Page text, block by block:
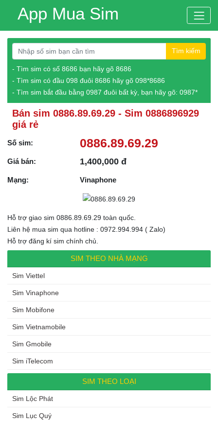
App Mua Sim
Tìm kiếm
- Tìm sim có số 8686 bạn hãy gõ 8686
- Tìm sim có đầu 098 đuôi 8686 hãy gõ 098*8686
- Tìm sim bắt đầu bằng 0987 đuôi bất kỳ, bạn hãy gõ: 0987*
Bán sim 0886.89.69.29 - Sim 0886896929
giá rẻ
Số sim: 0886.89.69.29
Giá bán: 1,400,000 đ
Mạng: Vinaphone
Hỗ trợ giao sim 0886.89.69.29 toàn quốc.
Liên hệ mua sim qua hotline : 0972.994.994 ( Zalo)
Hỗ trợ đăng kí sim chính chủ.
SIM THEO NHÀ MẠNG
Sim Viettel
Sim Vinaphone
Sim Mobifone
Sim Vietnamobile
Sim Gmobile
Sim iTelecom
SIM THEO LOẠI
Sim Lộc Phát
Sim Lục Quý